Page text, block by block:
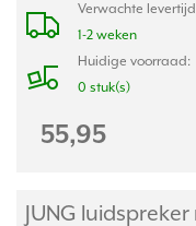
Verwachte
1-2 weken
Huidige voorraad:
0 stuk(s)
55,95
JUNG